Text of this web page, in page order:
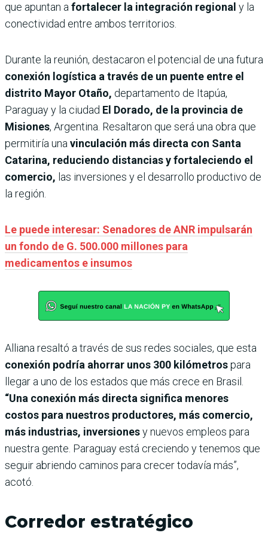
que apuntan afortalecer la integración regional y la
conectividad entre ambos territorios.
Durante la reunión, destacaron el potencial de una futura
conexión logística a través de un puente entre el
distrito Mayor Otaño, departamento de Itapúa,
Paraguay y la ciudad El Dorado, de la provincia de
Misiones, Argentina. Resaltaron que será una obra que
permitiría unavinculación más directa con Santa
Catarina, reduciendo distancias y fortaleciendo el
comercio, las inversiones y el desarrollo productivo de
la región.
Le puede interesar: Senadores de ANR impulsarán
un fondo de G. 500.000 millones para
medicamentos e insumos
Alliana resaltó a través de sus redes sociales, que esta
conexión podría ahorrar unos 300 kilómetrospara
llegar a uno de los estados que más crece en Brasil.
“Una conexión más directa significa menores
costos para nuestros productores, más comercio,
más industrias, inversionesy nuevos empleos para
nuestra gente. Paraguay está creciendo y tenemos que
seguir abriendo caminos para crecer todavía más”,
acotó.
Corredor estratégico